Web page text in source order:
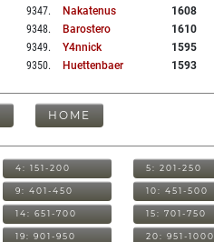
9347. Nakatenus 1608
9348. Barostero 1610
9349. Y4nnick 1595
9350. Huettenbaer 1593
HOME
4: 151-200 5: 201-250
9: 401-450 10: 451-500
14: 651-700 15: 701-750
19: 901-950 20: 951-1000